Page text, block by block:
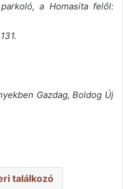
a Homasita felől:
Gazdag, Boldog Új
találkozó